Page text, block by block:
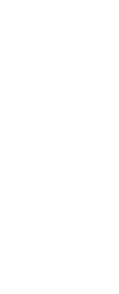
pieniężne